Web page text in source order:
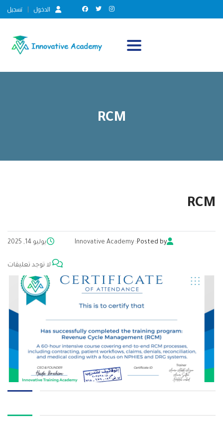
الدخول تسجيل
Toggle navigation
RCM
RCM
يوليو 14, 2025 Posted by:
Innovative Academy
لا توجد تعليقات